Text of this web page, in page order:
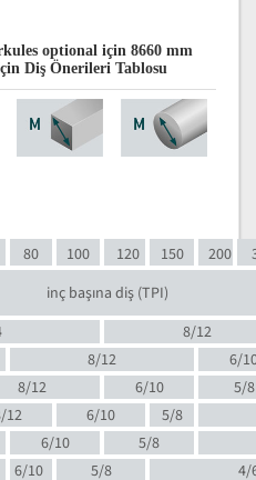
optional için 8660 mm
Diş Önerileri Tablosu
80 100 120 150 200
inç başına diş (TPI)
8/12
8/12
6/
8/12 6/10
5/8
12 6/10
5/8
6/10
5/8
6/10 5/8
4/